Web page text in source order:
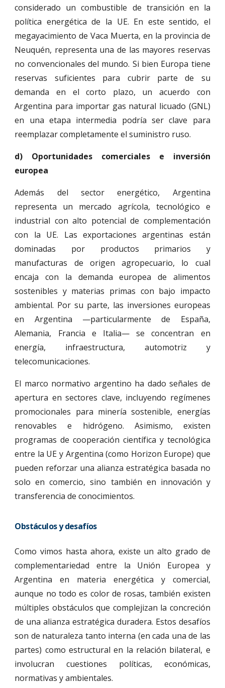
considerado un combustible de transición en la
política energética de la UE. En este sentido, el
megayacimiento de Vaca Muerta, en la provincia de
Neuquén, representa una de las mayores reservas
no convencionales del mundo. Si bien Europa tiene
reservas suficientes para cubrir parte de su
demanda en el corto plazo, un acuerdo con
Argentina para importar gas natural licuado (GNL)
en una etapa intermedia podría ser clave para
reemplazar completamente el suministro ruso.
d) Oportunidades comerciales e inversión
europea
Además del sector energético, Argentina
representa un mercado agrícola, tecnológico e
industrial con alto potencial de complementación
con la UE. Las exportaciones argentinas están
dominadas por productos primarios y
manufacturas de origen agropecuario, lo cual
encaja con la demanda europea de alimentos
sostenibles y materias primas con bajo impacto
ambiental. Por su parte, las inversiones europeas
en Argentina —particularmente de España,
Alemania, Francia e Italia— se concentran en
energía, infraestructura, automotriz y
telecomunicaciones.
El marco normativo argentino ha dado señales de
apertura en sectores clave, incluyendo regímenes
promocionales para minería sostenible, energías
renovables e hidrógeno. Asimismo, existen
programas de cooperación científica y tecnológica
entre la UE y Argentina (como Horizon Europe) que
pueden reforzar una alianza estratégica basada no
solo en comercio, sino también en innovación y
transferencia de conocimientos.
Obstáculos y desafíos
Como vimos hasta ahora, existe un alto grado de
complementariedad entre la Unión Europea y
Argentina en materia energética y comercial,
aunque no todo es color de rosas, también existen
múltiples obstáculos que complejizan la concreción
de una alianza estratégica duradera. Estos desafíos
son de naturaleza tanto interna (en cada una de las
partes) como estructural en la relación bilateral, e
involucran cuestiones políticas, económicas,
normativas y ambientales.